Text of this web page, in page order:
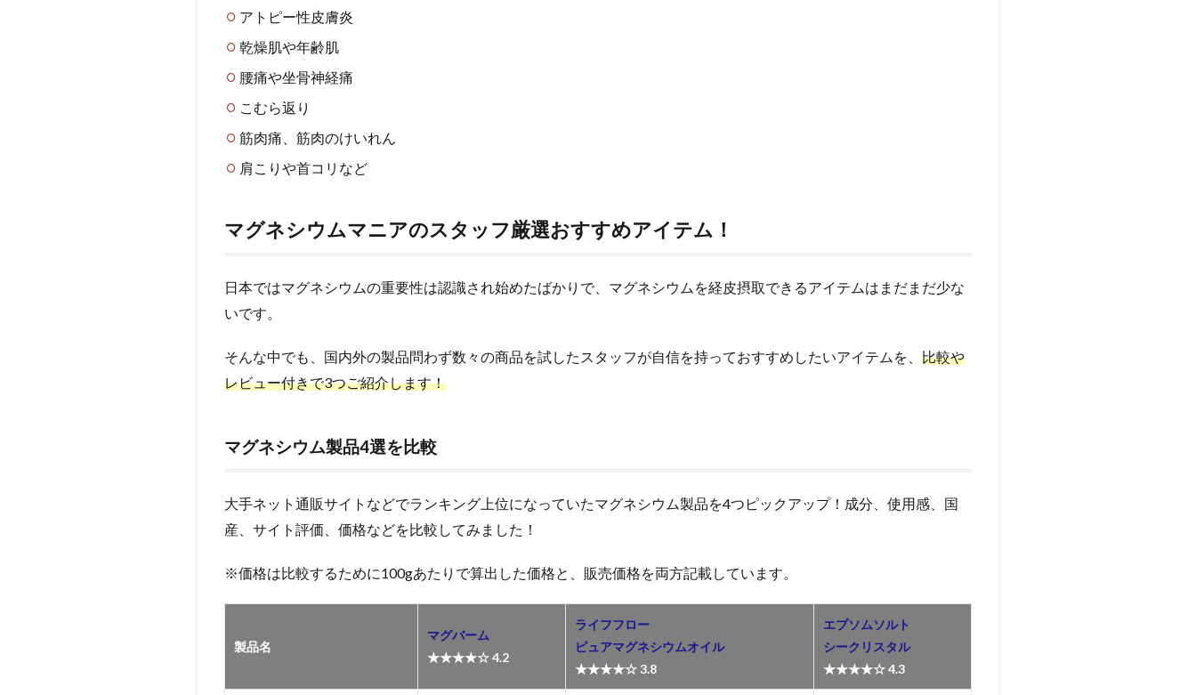
があ
る
の？
0.3
ネシ
ウム
アの
厳選
アイ
ム！
0.4
ネシ
選を
1
【ク
ムタ
バー
アトピー性皮膚炎
乾燥肌や年齢肌
腰痛や坐骨神経痛
こむら返り
筋肉痛、筋肉のけいれん
肩こりや首コリなど
マグネシウムマニアのスタッフ厳選おすすめアイテム！
日本ではマグネシウムの重要性は認識され始めたばかりで、マグネシウムを経皮摂取できるアイテムはまだまだ少な
いです。
そんな中でも、国内外の製品問わず数々の商品を試したスタッフが自信を持っておすすめしたいアイテムを、 比較や
レビュー付きで3つご紹介します！
マグネシウム製品4選を比較
大手ネット通販サイトなどでランキング上位になっていたマグネシウム製品を4つピックアップ！成分、使用感、国
産、サイト評価、価格などを比較してみました！
※価格は比較するために100gあたりで算出した価格と、販売価格を両方記載しています。
製品名
マグバーム
★★★★☆4.2
ライフフロー
ピュアマグネシウムオイル
★★★★☆3.8
エプソムソルト
シークリスタル
★★★★☆4.3